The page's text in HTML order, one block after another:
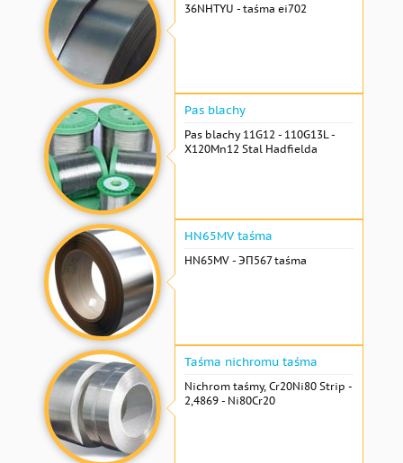
36NHTYU - taśma ei702
Pas blachy
Pas blachy 11G12 - 110G13L -
X120Mn12 Stal Hadfielda
HN65MV taśma
HN65MV - ЭП567 taśma
Taśma nichromu taśma
Nichrom taśmy, Cr20Ni80 Strip -
2,4869 - Ni80Cr20